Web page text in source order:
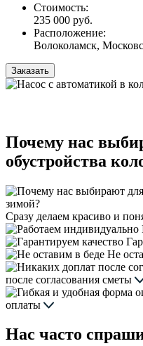
Стоимость:
235 000 руб.
Расположение:
Волоколамск,
Заказать
Почему нас
обустройства
Сразу делаем красиво и
Не
после согласования сметы
оплаты
Нас часто